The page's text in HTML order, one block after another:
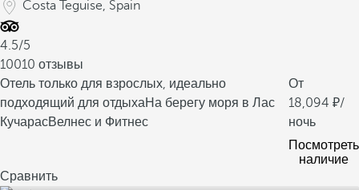
Costa Teguise, Spain
4.5/5
10010 отзывы
Отель только для взрослых, идеально
подходящий для отдыхаНа берегу моря в Лас
КучарасВелнес и Фитнес
От
18,094
/
ночь
Посмотреть
наличие
Сравнить